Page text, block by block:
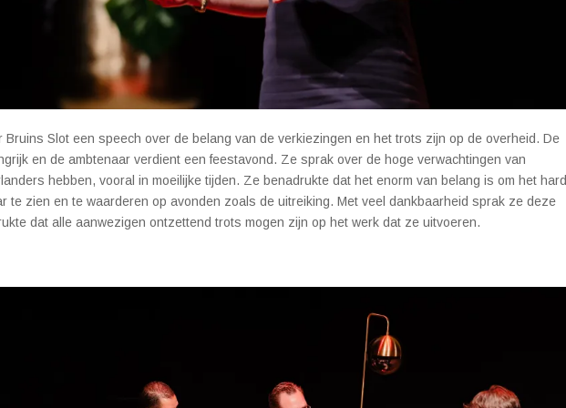
Bruins Slot een speech over de belang van de verkiezingen en het trots zijn op de overheid. De
en de ambtenaar verdient een feestavond. Ze sprak over de hoge verwachtingen van
hebben, vooral in moeilijke tijden. Ze benadrukte dat het enorm van belang is om het
te zien en te waarderen op avonden zoals de uitreiking. Met veel dankbaarheid sprak ze deze
dat alle aanwezigen ontzettend trots mogen zijn op het werk dat ze uitvoeren.